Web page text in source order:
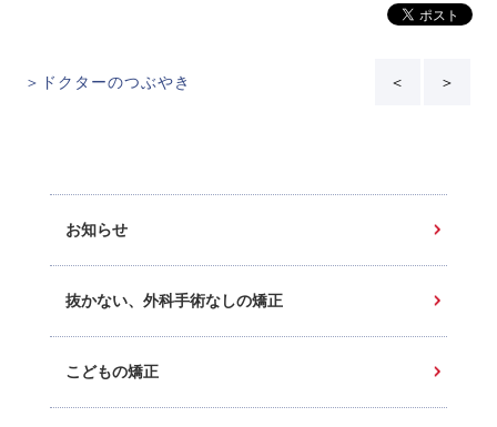
＞ドクターのつぶやき ＜ ＞
お知らせ
抜かない、外科手術なしの矯正
こどもの矯正